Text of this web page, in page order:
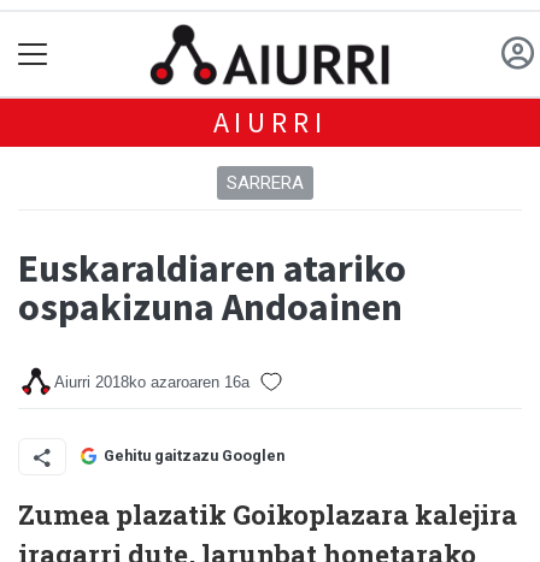
AIURRI
SARRERA
Euskaraldiaren atariko
ospakizuna Andoainen
Aiurri 2018ko azaroaren 16a
Gehitu gaitzazu Googlen
Zumea plazatik Goikoplazara kalejira
iragarri dute, larunbat honetarako